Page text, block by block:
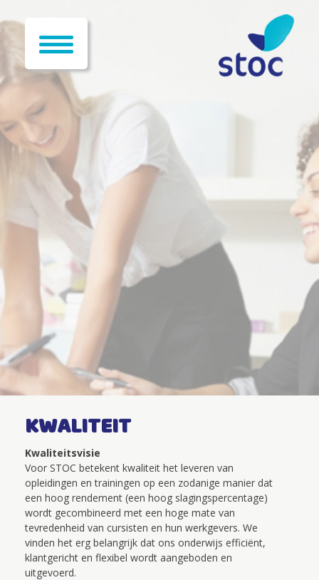
KWALITEIT
Kwaliteitsvisie
Voor STOC betekent kwaliteit het leveren van
opleidingen en trainingen op een zodanige manier dat
een hoog rendement (een hoog slagingspercentage)
wordt gecombineerd met een hoge mate van
tevredenheid van cursisten en hun werkgevers. We
vinden het erg belangrijk dat ons onderwijs efficiënt,
klantgericht en flexibel wordt aangeboden en
uitgevoerd.